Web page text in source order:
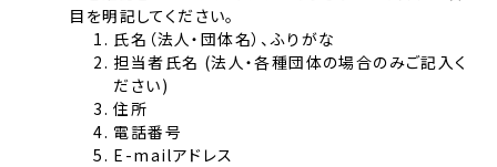
目を明記してください。
氏名（法人・団体名）、ふりがな
担当者氏名 (法人・各種団体の場合のみご記入く
ださい)
住所
電話番号
E-mailアドレス